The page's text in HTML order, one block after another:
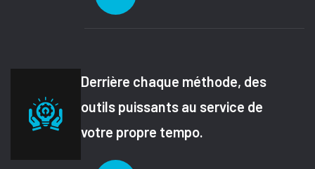
Derrière chaque méthode, des
outils puissants au service de
votre propre tempo.